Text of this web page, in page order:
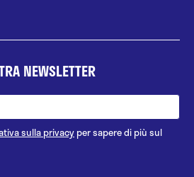
NEWSLETTER
sulla privacyper sapere di più sul